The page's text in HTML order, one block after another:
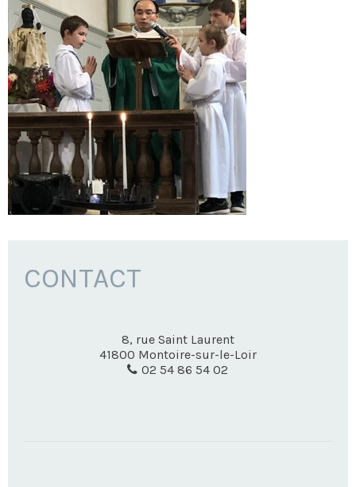
CONTACT
8, rue Saint Laurent
41800 Montoire-sur-le-Loir
02 54 86 54 02